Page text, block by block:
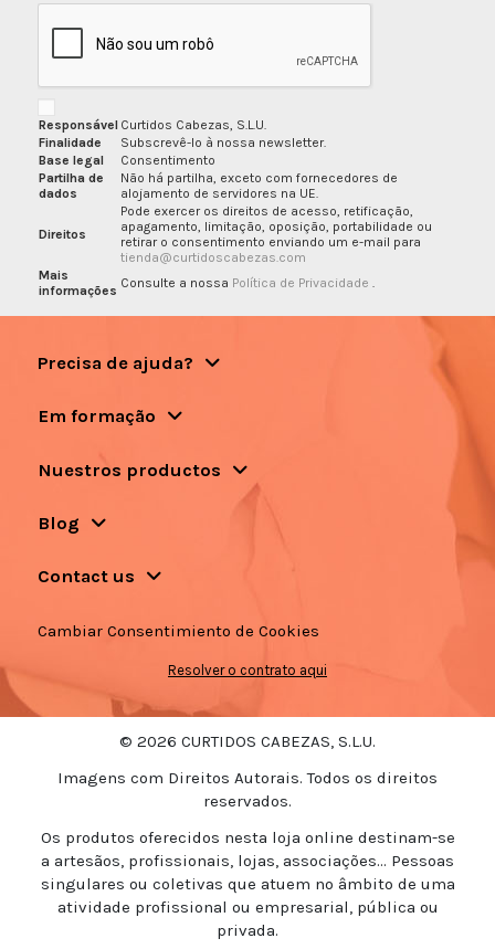
Responsável Curtidos Cabezas, S.L.U.
Finalidade
Subscrevê-lo à nossa newsletter.
Base legal
Consentimento
Partilha de
dados
Não há partilha, exceto com fornecedores de
alojamento de servidores na UE.
Direitos
Pode exercer os direitos de acesso, retificação,
apagamento, limitação, oposição, portabilidade ou
retirar o consentimento enviando um e-mail para
tienda@curtidoscabezas.com
Mais
informações Consulte a nossa Política de Privacidade
Precisa de ajuda?
Em formação
Nuestros productos
Blog
Contact us
Cambiar Consentimiento de Cookies
Resolver o contrato aqui
© 2026 CURTIDOS CABEZAS, S.L.U.
Imagens com Direitos Autorais. Todos os direitos
reservados.
Os produtos oferecidos nesta loja online destinam-se
a artesãos, profissionais, lojas, associações... Pessoas
singulares ou coletivas que atuem no âmbito de uma
atividade profissional ou empresarial, pública ou
privada.